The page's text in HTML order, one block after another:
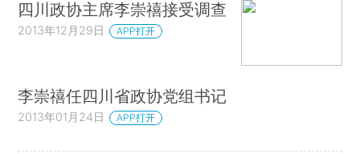
四川政协主席李崇禧接受调查
2013年12月29日 APP打开
李崇禧任四川省政协党组书记
2013年01月24日 APP打开